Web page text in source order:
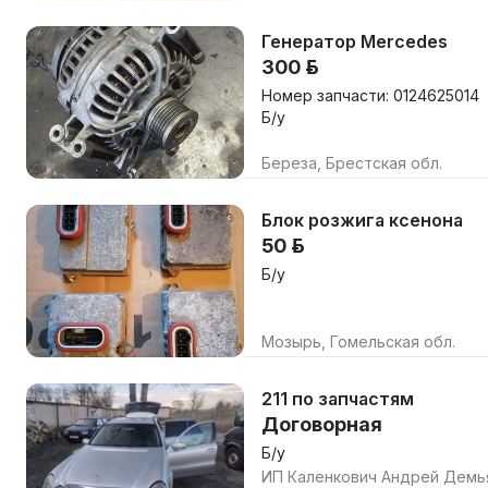
Генератор Mercedes
300 р.
Номер запчасти: 0124625014
Б/у
Береза, Брестская обл.
Блок розжига ксенона
50 р.
Б/у
Мозырь, Гомельская обл.
211 по запчастям
Договорная
Б/у
ИП Каленкович Андрей